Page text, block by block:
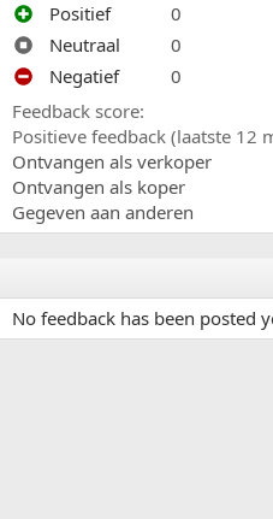
Positief
0
Neutraal
0
Negatief
0
Feedback score
Positieve feedback (laatste 12
Ontvangen als verkoper
Ontvangen als koper
Gegeven aan anderen
No feedback has been posted